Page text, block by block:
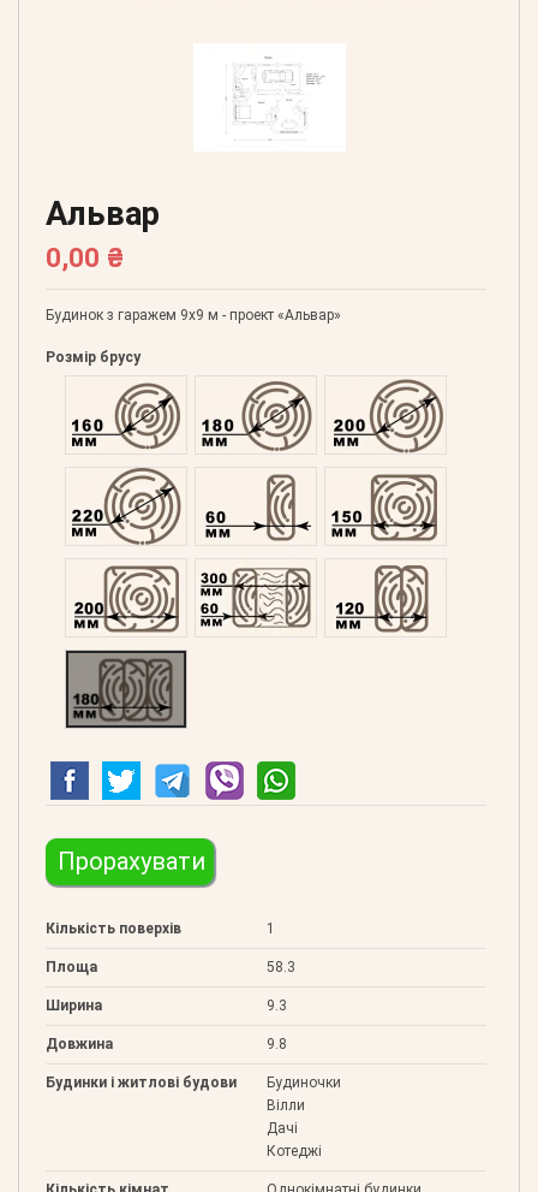
Альвар
0,00 ₴
Будинок з гаражем 9х9 м - проект «Альвар»
Розмір брусу
Оциліндрований 160Оциліндрований 180Оциліндрований 200
Оциліндрований 220Профільований 60 Профільований 150
Профільований 200Подвійний 300 Клеєний 120
Клеєний 180
Прорахувати
Кількість поверхів 1
Площа 58.3
Ширина 9.3
Довжина 9.8
Будинки і житлові будови
Будиночки
Вілли
Дачі
Котеджі